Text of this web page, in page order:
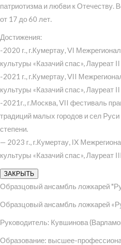
патриотизма и любви к Отечеству.
от 17 до 60 лет.
Достижения:
-2020 г., г.Кумертау, VI
культуры «Казачий спас», Лауреат II
-2021 г., г.Кумертау, VII
культуры «Казачий спас», Лауреат II
-2021г., г.Москва, VII фестиваль
традиций малых городов и сел
степени.
— 2023 г., г.Кумертау, IX
культуры «Казачий спас», Лауреат
ЗАКРЫТЬ
Образцовый ансамбль ложкарей
Образцовый ансамбль ложкарей
Руководитель: Кувшинова
Образование: высшее-